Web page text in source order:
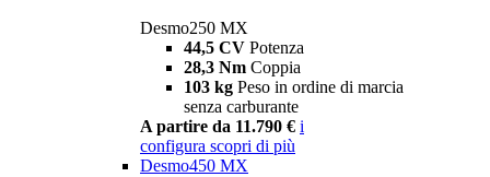
Desmo250 MX
44,5 CV Potenza
28,3 Nm Coppia
103 kg Peso in ordine di marcia
senza carburante
A partire da 11.790 € i
configura scopri di più
Desmo450 MX